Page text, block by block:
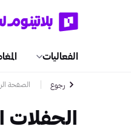
الفعاليات
رجوع الصفحة
الحفلات